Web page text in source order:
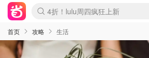
Boticinal 夏促开抢！
4折！lulu周四疯狂上新
速领！Stanley独家85折
Zalando 奥莱闪促！每日更新
首页 攻略 生活